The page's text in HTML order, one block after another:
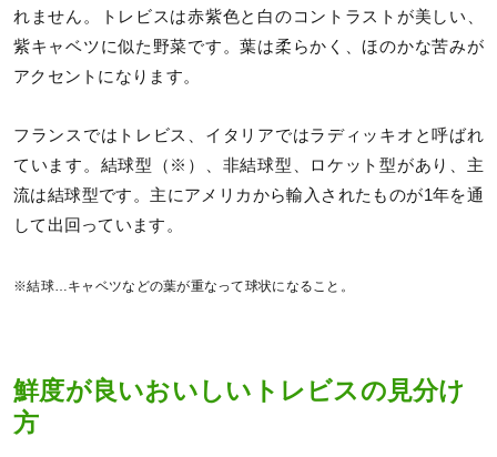
れません。トレビスは赤紫色と白のコントラストが美しい、
紫キャベツに似た野菜です。葉は柔らかく、ほのかな苦みが
アクセントになります。
フランスではトレビス、イタリアではラディッキオと呼ばれ
ています。結球型（※）、非結球型、ロケット型があり、主
流は結球型です。主にアメリカから輸入されたものが1年を通
して出回っています。
※結球…キャベツなどの葉が重なって球状になること。
鮮度が良いおいしいトレビスの見分け
方